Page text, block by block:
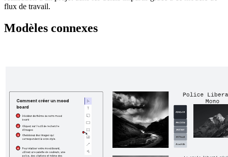
flux de travail.
Modèles connexes